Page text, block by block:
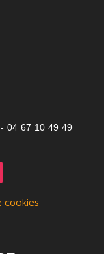
04 67 10 49 49
cookies